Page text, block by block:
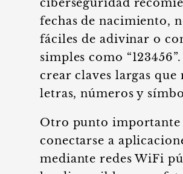
ciberseguridad
fechas de nacimiento,
fáciles de adivinar o
simples como
crear claves largas que
letras, números y
Otro punto importante
conectarse a
mediante redes WiFi